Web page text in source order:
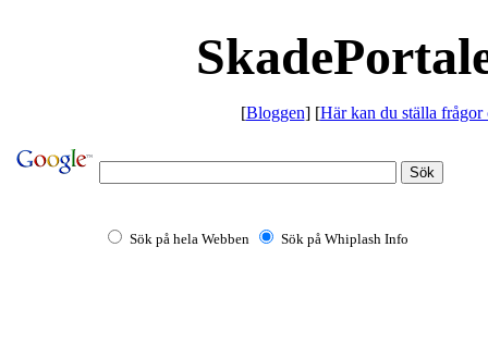
[Bloggen] [Här kan du ställa frågor
Sök på hela Webben Sök på Whiplash Info